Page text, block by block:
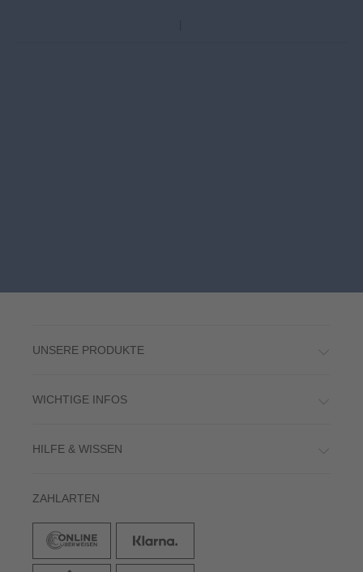
UNSERE PRODUKTE
WICHTIGE INFOS
HILFE & WISSEN
ZAHLARTEN